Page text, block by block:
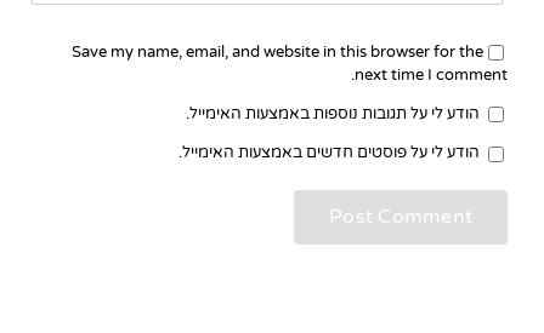
Save my name, email, and website in this browser for the
next time I comment.
הודע לי על תגובות נוספות באמצעות האימייל.
הודע לי על פוסטים חדשים באמצעות האימייל.